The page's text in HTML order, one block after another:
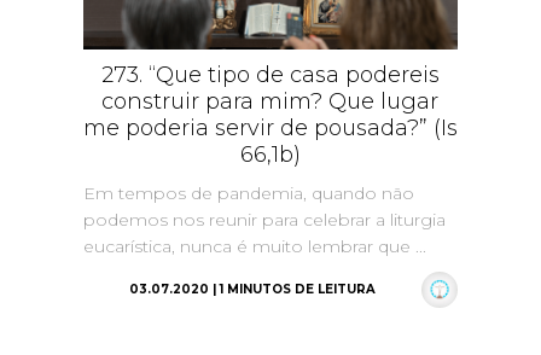
273. “Que tipo de casa podereis
construir para mim? Que lugar
me poderia servir de pousada?” (Is
66,1b)
Em tempos de pandemia, quando não
podemos nos reunir para celebrar a liturgia
eucarística, nunca é muito lembrar que ...
03.07.2020 | 1 MINUTOS DE LEITURA